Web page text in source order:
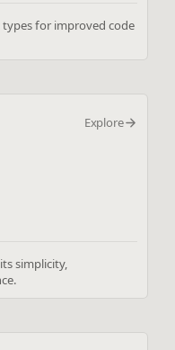
types for improved code
Explore
simplicity,